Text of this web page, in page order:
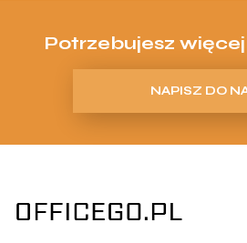
Potrzebujesz
NAPISZ DO